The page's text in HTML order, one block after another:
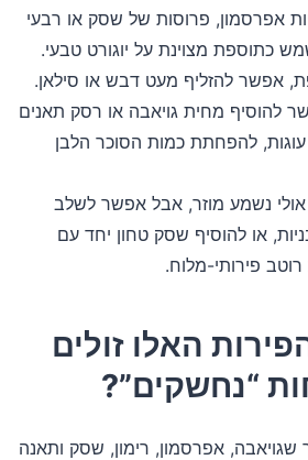
אפרסמון, פרוסות של שסק או רבעי
כתוספת מצוינת על יוגורט טבעי.
אפשר להזליף מעט דבש או סילאן.
להוסיף מחית גויאבה או רסק תאנים
להפחתת כמות הסוכר הלבן
אולי נשמע מוזר, אבל אפשר לשלב
או להוסיף שסק טחון יחד עם
רוטב פירותי-מלוח.
האלו זולים
“נחשקים”?
אפרסמון, רימון, שסק ותאנה